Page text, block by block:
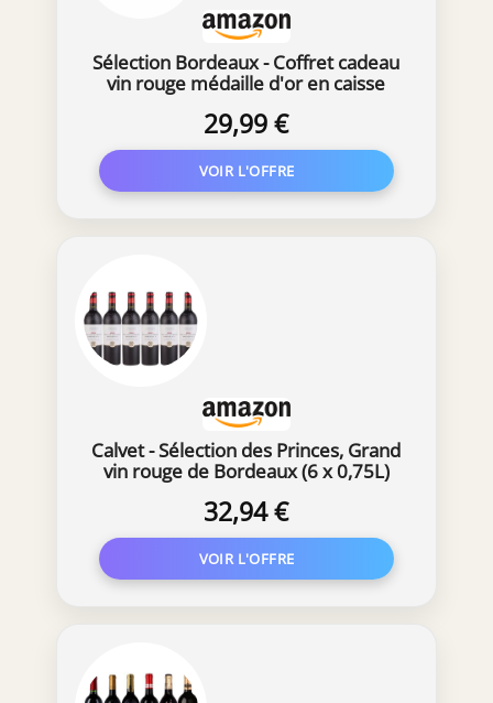
Sélection Bordeaux - Coffret cadeau
vin rouge médaille d'or en caisse
Bordeaux, France (3 x 0.75 l)
29,99 €
Calvet - Sélection des Princes, Grand
vin rouge de Bordeaux (6 x 0,75L)
32,94 €